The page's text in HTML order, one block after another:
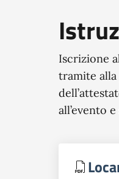
Iscrizione
tramite alla
all’evento